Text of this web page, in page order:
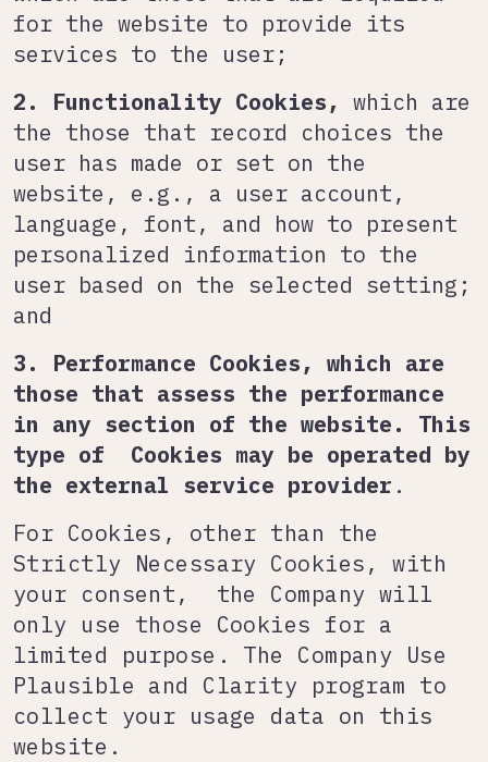
for the website to provide its
services to the user;
2. Functionality Cookies, which are
the those that record choices the
user has made or set on the
website, e.g., a user account,
language, font, and how to present
personalized information to the
user based on the selected setting;
and
3. Performance Cookies, which are
those that assess the performance
in any section of the website. This
type of Cookies may be operated by
the external service provider .
For Cookies, other than the
Strictly Necessary Cookies, with
your consent, the Company will
only use those Cookies for a
limited purpose. The Company Use
Plausible and Clarity program to
collect your usage data on this
website.